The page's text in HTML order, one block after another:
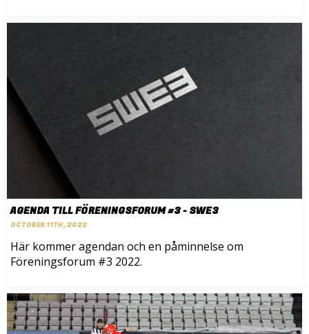
AGENDA TILL FÖRENINGSFORUM #3 - SWE3
OCTOBER 11TH, 2022
Här kommer agendan och en påminnelse om
Föreningsforum #3 2022.